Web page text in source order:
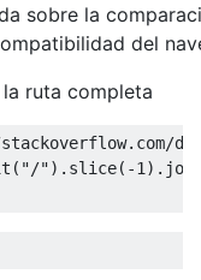
sobre la
del
ruta completa
( "/"). slice(-1 ).